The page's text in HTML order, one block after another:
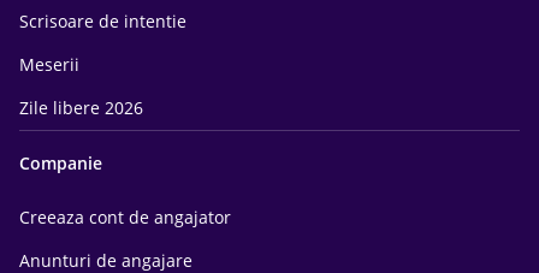
Scrisoare de intentie
Meserii
Zile libere 2026
Companie
Creeaza cont de angajator
Anunturi de angajare